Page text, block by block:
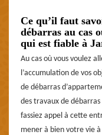
Ce qu’il faut
débarras au cas
qui est fiable à
Au cas où vous voulez
l’accumulation de vos
de débarras
des travaux de
fassiez appel à cette
mener à bien votre vie